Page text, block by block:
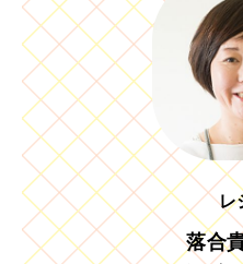
レ
落合